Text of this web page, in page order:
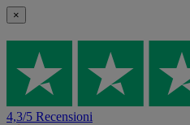
×
4,3/5 Recensioni